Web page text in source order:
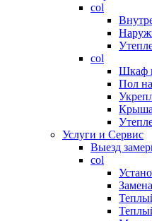
col
col
Шкаф
Пол
Крыша
Услуги и Сервис
Выезд
col